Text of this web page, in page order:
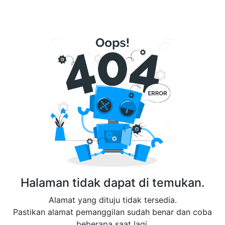
Halaman tidak dapat di temukan.
Alamat yang dituju tidak tersedia.
Pastikan alamat pemanggilan sudah benar dan coba